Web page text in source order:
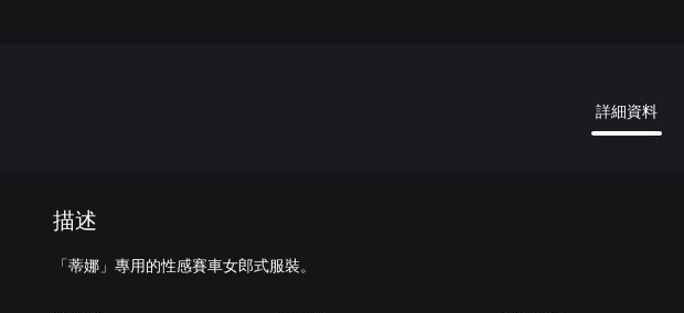
詳細資料
描述
「蒂娜」專用的性感賽車女郎式服裝。